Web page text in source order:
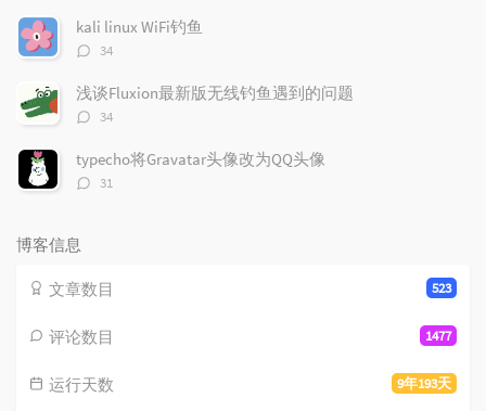
数：
kali linux WiFi钓鱼
评
数：
34
浅谈Fluxion最新版无线钓鱼遇到的问题
评
数：
34
typecho将Gravatar头像改为QQ头像
评
31
博客信息
523
文章数目
1477
评论数目
9年193天
运行天数